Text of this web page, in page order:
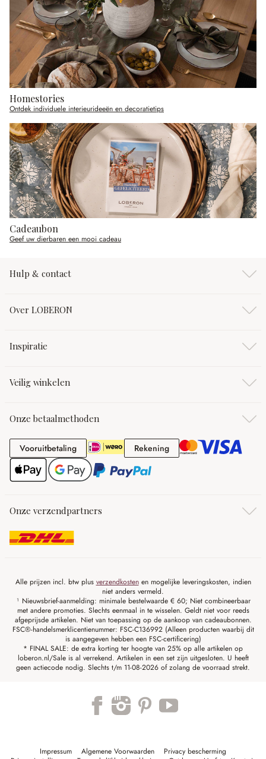
Homestories
Ontdek individuele interieurideeën en decoratietips
Cadeaubon
Geef uw dierbaren een mooi cadeau
Hulp & contact
Over LOBERON
Inspiratie
Veilig winkelen
Onze betaalmethoden
VooruitbetalingVooruitbetaling RekeningRekening
Onze verzendpartners
Alle prijzen incl. btw plus verzendkostenen mogelijke leveringskosten, indien
niet anders vermeld.
¹ Nieuwsbrief-aanmelding: minimale bestelwaarde € 60; Niet combineerbaar
met andere promoties. Slechts eenmaal in te wisselen. Geldt niet voor reeds
afgeprijsde artikelen. Niet van toepassing op de aankoop van cadeaubonnen.
FSC®-handelsmerklicentienummer: FSC-C136992 (Alleen producten waarbij dit
is aangegeven hebben een FSC-certificering)
* FINAL SALE: de extra korting ter hoogte van 25% op alle artikelen op
loberon.nl/Sale is al verrekend. Artikelen in een set zijn uitgesloten. U heeft
geen actiecode nodig. Slechts t/m 11-08-2026 of zolang de voorraad strekt.
Impressum Algemene Voorwaarden
Privacy bescherming